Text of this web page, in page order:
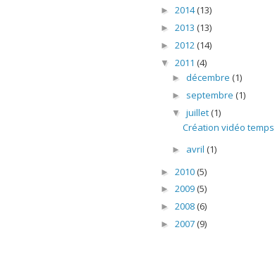
► 2014(13)
► 2013 (13)
► 2012 (14)
▼ 2011 (4)
► décembre (1)
► septembre (1)
▼ juillet (1)
Création vidéo
► avril (1)
► 2010 (5)
► 2009 (5)
► 2008 (6)
► 2007 (9)